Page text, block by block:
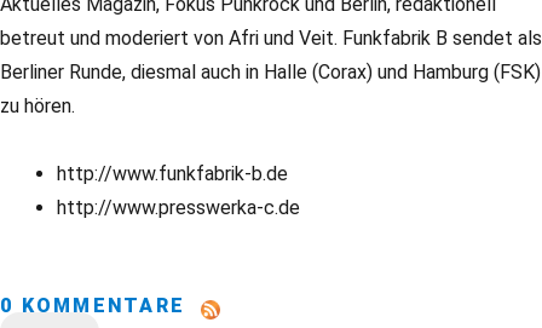
betreut und moderiert von Afri und Veit. Funkfabrik B sendet als
Berliner Runde, diesmal auch in Halle (Corax) und Hamburg (FSK)
zu hören.
http://www.funkfabrik-b.de
http://www.presswerka-c.de
0 KOMMENTARE